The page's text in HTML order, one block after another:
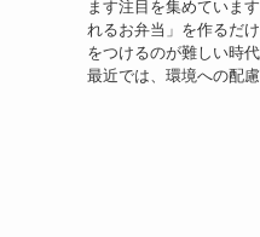
ます注目を集めていま
れるお弁当」を作るだ
をつけるのが難しい時
最近では、環境への配